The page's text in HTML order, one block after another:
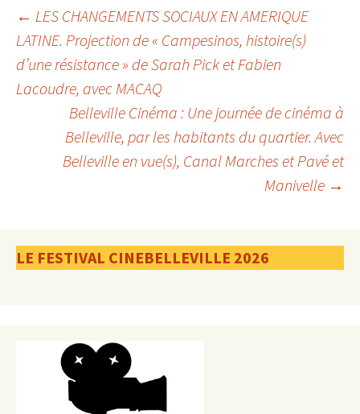
Navigation
des
articles
← LES CHANGEMENTS SOCIAUX EN AMERIQUE
LATINE. Projection de « Campesinos, histoire(s)
d’une résistance » de Sarah Pick et Fabien
Lacoudre, avec MACAQ
Belleville Cinéma : Une journée de cinéma à
Belleville, par les habitants du quartier. Avec
Belleville en vue(s), Canal Marches et Pavé et
Manivelle →
LE FESTIVAL CINEBELLEVILLE 2026